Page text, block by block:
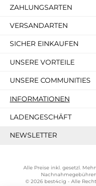
ZAHLUNGSARTEN
VERSANDARTEN
SICHER EINKAUFEN
UNSERE VORTEILE
UNSERE COMMUNITIES
INFORMATIONEN
LADENGESCHÄFT
NEWSLETTER
Alle Preise inkl. gesetzl.
© 2026 best4cig - Alle